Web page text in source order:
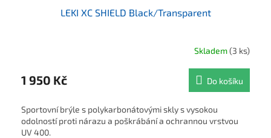
LEKI XC SHIELD Black/Transparent
Skladem(3 ks)
1 950 Kč Do košíku
Sportovní brýle s polykarbonátovými skly s vysokou
odolností proti nárazu a poškrábání a ochrannou vrstvou
UV 400.